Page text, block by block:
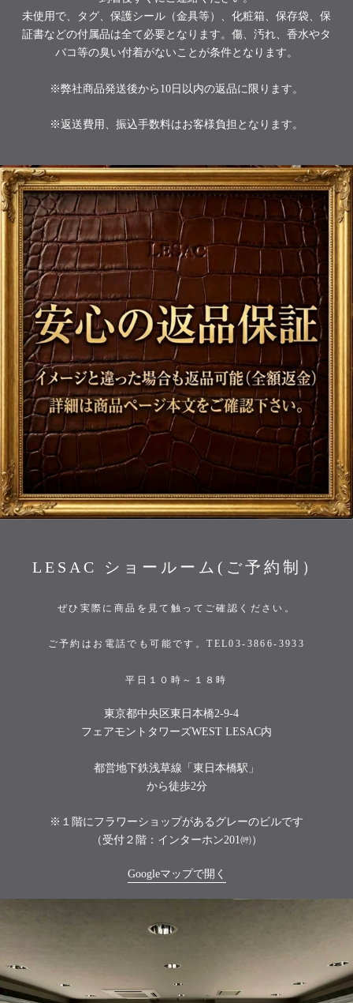
未使用で、タグ、保護シール（金具等）、化粧箱、保存袋、保
証書などの付属品は全て必要となります。傷、汚れ、香水やタ
バコ等の臭い付着がないことが条件となります。
※弊社商品発送後から10日以内の返品に限ります。
※返送費用、振込手数料はお客様負担となります。
LESAC ショールーム(ご予約制）
ぜひ実際に商品を見て触ってご確認ください。
ご予約はお電話でも可能です。TEL03-3866-3933
平日１０時～１８時
東京都中央区東日本橋2-9-4
フェアモントタワーズWEST LESAC内
都営地下鉄浅草線「東日本橋駅」
から徒歩2分
※１階にフラワーショップがあるグレーのビルです
（受付２階：インターホン201㈺）
Googleマップで開く